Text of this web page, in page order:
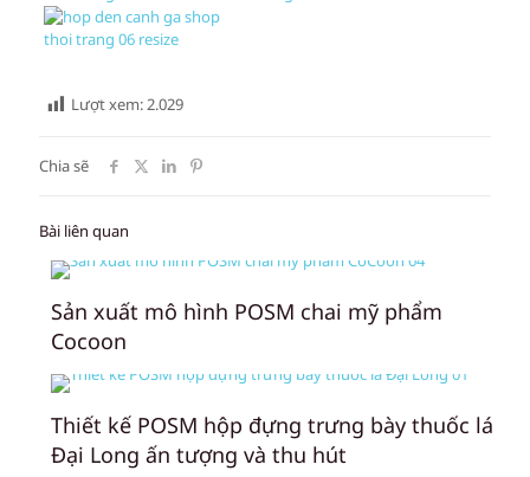
Lượt xem:2.029
Chia sẽ
Bài liên quan
Sản xuất mô hình POSM chai mỹ phẩm
Cocoon
Thiết kế POSM hộp đựng trưng bày thuốc lá
Đại Long ấn tượng và thu hút